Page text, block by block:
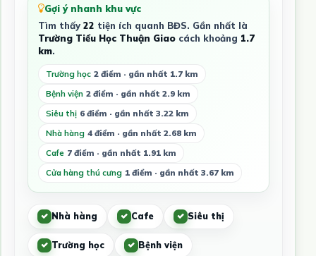
Gợi ý nhanh khu vực
Tìm thấy 22 tiện ích quanh BĐS. Gần nhất là
Trường Tiểu Học Thuận Giaocách khoảng 1.7
km.
Trường học 2 điểm · gần nhất 1.7 km
Bệnh viện 2 điểm · gần nhất 2.9 km
Siêu thị 6 điểm · gần nhất 3.22 km
Nhà hàng 4 điểm · gần nhất 2.68 km
Cafe 7 điểm · gần nhất 1.91 km
Cửa hàng thú cưng 1 điểm · gần nhất 3.67 km
Nhà hàng Cafe Siêu thị
Trường học Bệnh viện